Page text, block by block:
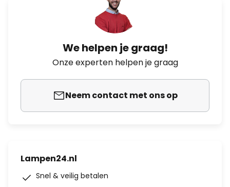
We helpen je graag!
Onze experten helpen je graag
Neem contact met ons op
Lampen24.nl
Snel & veilig betalen